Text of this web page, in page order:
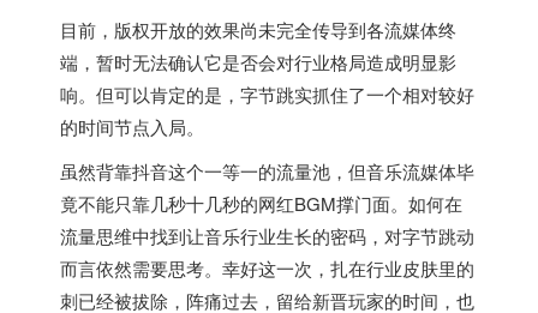
目前，版权开放的效果尚未完全传导到各流媒体终
端，暂时无法确认它是否会对行业格局造成明显影
响。但可以肯定的是，字节跳实抓住了一个相对较好
的时间节点入局。
虽然背靠抖音这个一等一的流量池，但音乐流媒体毕
竟不能只靠几秒十几秒的网红BGM撑门面。如何在
流量思维中找到让音乐行业生长的密码，对字节跳动
而言依然需要思考。幸好这一次，扎在行业皮肤里的
刺已经被拔除，阵痛过去，留给新晋玩家的时间，也